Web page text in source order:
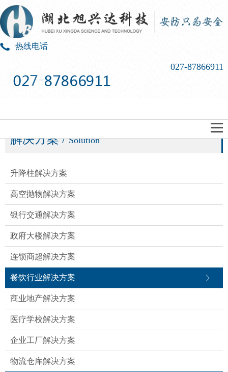
热线电话
027-87866911
解决方案/Solution
升降柱解决方案
高空抛物解决方案​
银行交通解决方案
政府大楼解决方案
连锁商超解决方案
餐饮行业解决方案
商业地产解决方案
医疗学校解决方案
企业工厂解决方案
物流仓库解决方案